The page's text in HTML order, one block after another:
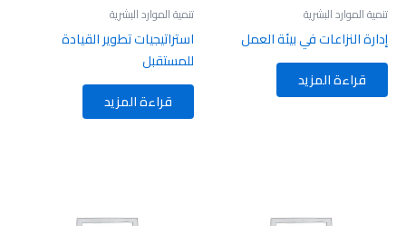
تنمية الموارد البشرية
إدارة النزاعات في بيئة العمل
قراءة المزيد
تنمية الموارد البشرية
استراتيجيات تطوير القيادة
للمستقبل
قراءة المزيد